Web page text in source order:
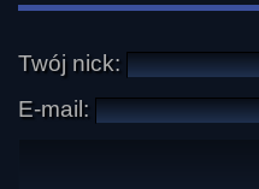
Twój nick:
E-mail: